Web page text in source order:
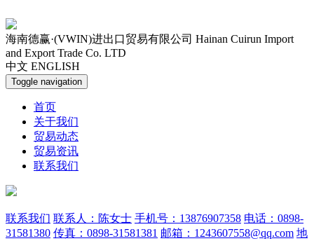
海南德赢·(VWIN)进出口贸易有限公司 Hainan Cuirun Import
and Export Trade Co. LTD
中文 ENGLISH
Toggle navigation
首页
关于我们
贸易动态
贸易资讯
联系我们
联系我们 联系人：陈女士 手机号：13876907358 电话：0898-
31581380 传真：0898-31581381 邮箱：1243607558@qq.com 地